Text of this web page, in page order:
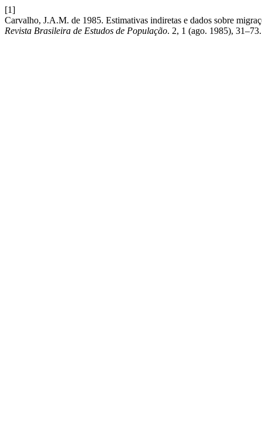
[1]
Carvalho, J.A.M. de 1985. Estimativas indiretas e dados sobre
Revista Brasileira de Estudos de População. 2, 1 (ago. 1985), 31–73.